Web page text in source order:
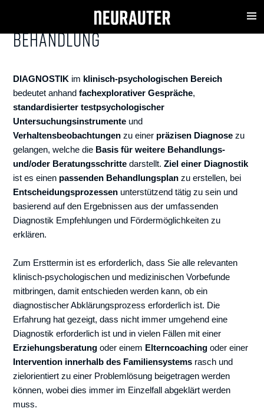
DIAGNOSTIK, BERATUNG &
BEHANDLUNG
DIAGNOSTIK im klinisch-psychologischen Bereich
bedeutet anhandfachexplorativer Gespräche,
standardisierter testpsychologischer
Untersuchungsinstrumente und
Verhaltensbeobachtungen zu einer präzisen Diagnose zu
gelangen, welche die Basis für weitere Behandlungs-
und/oder Beratungsschritte darstellt.Ziel einer Diagnostik
ist es einen passenden Behandlungsplan zu erstellen, bei
Entscheidungsprozessen unterstützend tätig zu sein und
basierend auf den Ergebnissen aus der umfassenden
Diagnostik Empfehlungen und Fördermöglichkeiten zu
erklären.
Zum Ersttermin ist es erforderlich, dass Sie alle relevanten
klinisch-psychologischen und medizinischen Vorbefunde
mitbringen, damit entschieden werden kann, ob ein
diagnostischer Abklärungsprozess erforderlich ist. Die
Erfahrung hat gezeigt, dass nicht immer umgehend eine
Diagnostik erforderlich ist und in vielen Fällen mit einer
Erziehungsberatung oder einem Elterncoaching oder einer
Intervention innerhalb des Familiensystems rasch und
zielorientiert zu einer Problemlösung beigetragen werden
können, wobei dies immer im Einzelfall abgeklärt werden
muss.